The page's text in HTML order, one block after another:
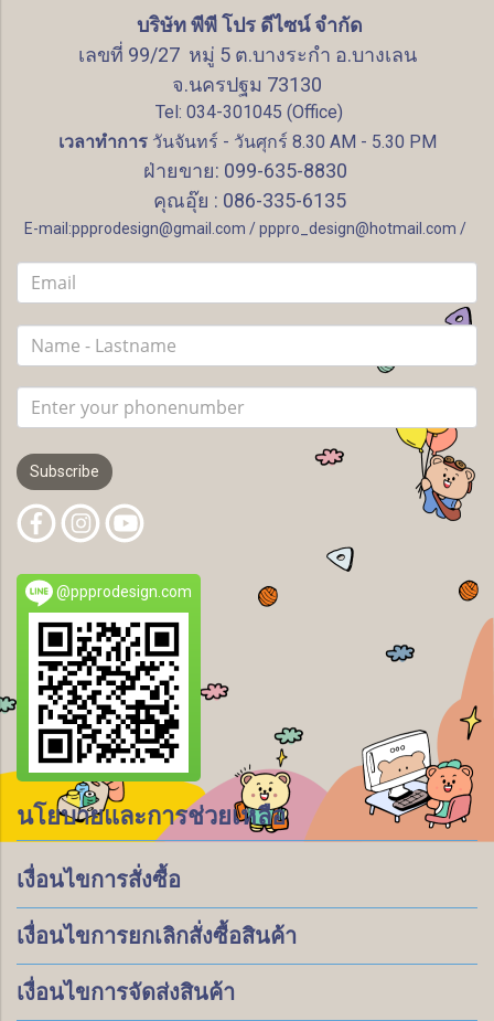
บริษัท พีพี โปร ดีไซน์ จำกัด
เลขที่ 99/27 หมู่ 5 ต.บางระกำ อ.บางเลน
จ.นครปฐม 73130
Tel: 034-301045 (Office)
เวลาทำการวันจันทร์ - วันศุกร์ 8.30 AM - 5.30 PM
ฝ่ายขาย: 099-635-8830
คุณอุ๊ย : 086-335-6135
E-mail:ppprodesign@gmail.com / pppro_design@hotmail.com /
Subscribe
@ppprodesign.com
นโยบายและการช่วยเหลือ
เงื่อนไขการสั่งซื้อ
เงื่อนไขการยกเลิกสั่งซื้อสินค้า
เงื่อนไขการจัดส่งสินค้า